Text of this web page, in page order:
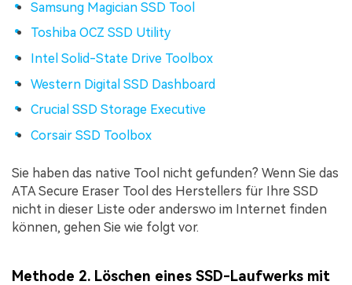
Samsung Magician SSD Tool
Toshiba OCZ SSD Utility
Intel Solid-State Drive Toolbox
Western Digital SSD Dashboard
Crucial SSD Storage Executive
Corsair SSD Toolbox
Sie haben das native Tool nicht gefunden? Wenn Sie das
ATA Secure Eraser Tool des Herstellers für Ihre SSD
nicht in dieser Liste oder anderswo im Internet finden
können, gehen Sie wie folgt vor.
Methode 2. Löschen eines SSD-Laufwerks mit